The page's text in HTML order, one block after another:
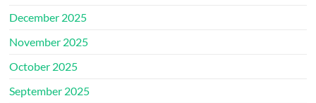
December 2025
November 2025
October 2025
September 2025